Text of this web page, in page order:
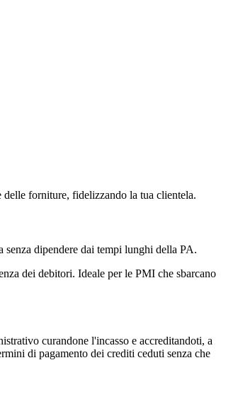
forniture, fidelizzando la tua clientela.
dipendere dai tempi lunghi della PA.
dei debitori. Ideale per le PMI che sbarcano
curandone l'incasso e accreditandoti, a
di pagamento dei crediti ceduti senza che